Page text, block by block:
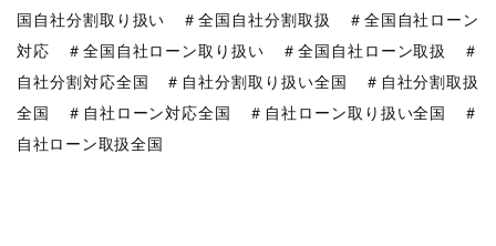
国自社分割取り扱い ＃全国自社分割取扱 ＃全国自社ローン
対応 ＃全国自社ローン取り扱い ＃全国自社ローン取扱 ＃
自社分割対応全国 ＃自社分割取り扱い全国 ＃自社分割取扱
全国 ＃自社ローン対応全国 ＃自社ローン取り扱い全国 ＃
自社ローン取扱全国